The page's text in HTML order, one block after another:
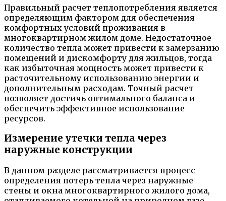
Правильный расчет теплопотребления является
определяющим фактором для обеспечения
комфортных условий проживания в
многоквартирном жилом доме. Недостаточное
количество тепла может привести к замерзанию
помещений и дискомфорту для жильцов, тогда
как избыточная мощность может привести к
расточительному использованию энергии и
дополнительным расходам. Точный расчет
позволяет достичь оптимального баланса и
обеспечить эффективное использование
ресурсов.
Измерение утечки тепла через
наружные конструкции
В данном разделе рассматривается процесс
определения потерь тепла через наружные
стены и окна многоквартирного жилого дома,